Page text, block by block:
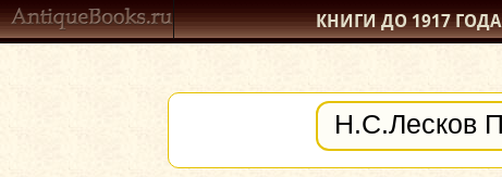
КНИГИ ДО 1917ГОДА